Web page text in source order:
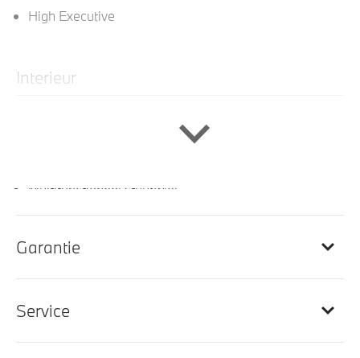
High Executive
Interieur
Multifunctioneel stuurwiel
M Sportstuurwiel
Middenarmsteun voor
Automatische dimmende binnenspiegel
Garantie
Service